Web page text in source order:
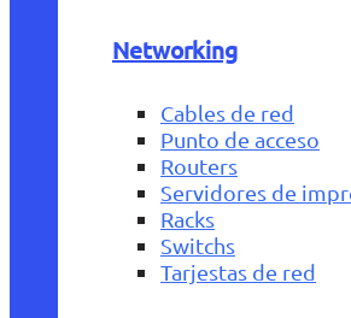
Networking
Cables de red
Punto de acceso
Routers
Servidores de
Racks
Switchs
Tarjestas de red